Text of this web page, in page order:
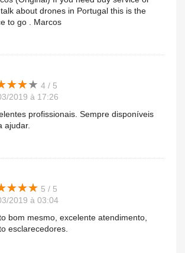
about drones in Portugal this is the
to go . Marcos
★★★
★★★ 4 / 5
2019 à 17:26
profissionais. Sempre disponíveis
ajudar.
★★★
★★★ 5 / 5
2019 à 03:04
bom mesmo, excelente atendimento,
esclarecedores.